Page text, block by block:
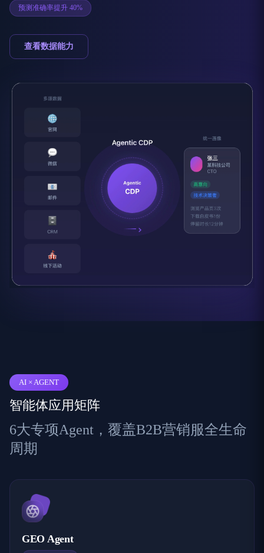
预测准确率提升 40%
查看数据能力
AI × AGENT
智能体应用矩阵
6大专项Agent，覆盖B2B营销服全生命
周期
GEO Agent